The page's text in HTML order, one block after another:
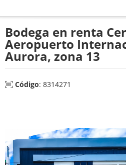
Bodega en renta
Aeropuerto
Aurora, zona 13
Código: 8314271